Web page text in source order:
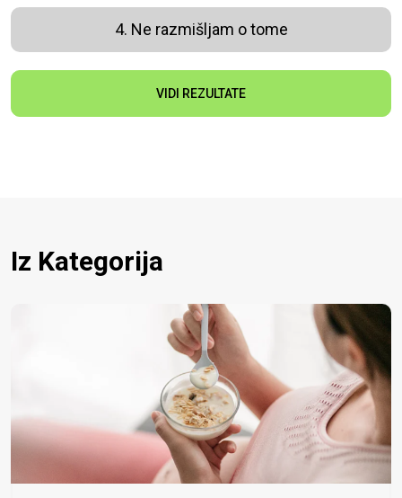
4. Ne razmišljam o tome
VIDI REZULTATE
Iz Kategorija